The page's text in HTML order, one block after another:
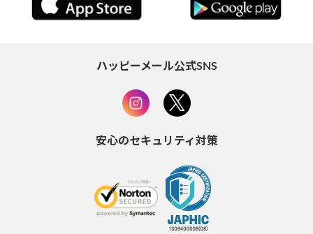
ハッピーメール公式SNS
安心のセキュリティ対策